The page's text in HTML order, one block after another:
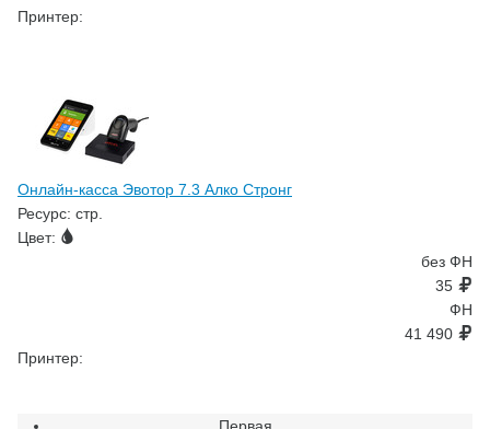
Принтер:
Онлайн-касса Эвотор 7.3 Алко Стронг
Ресурс: стр.
Цвет:
без ФН
35
ФН
41 490
Принтер: